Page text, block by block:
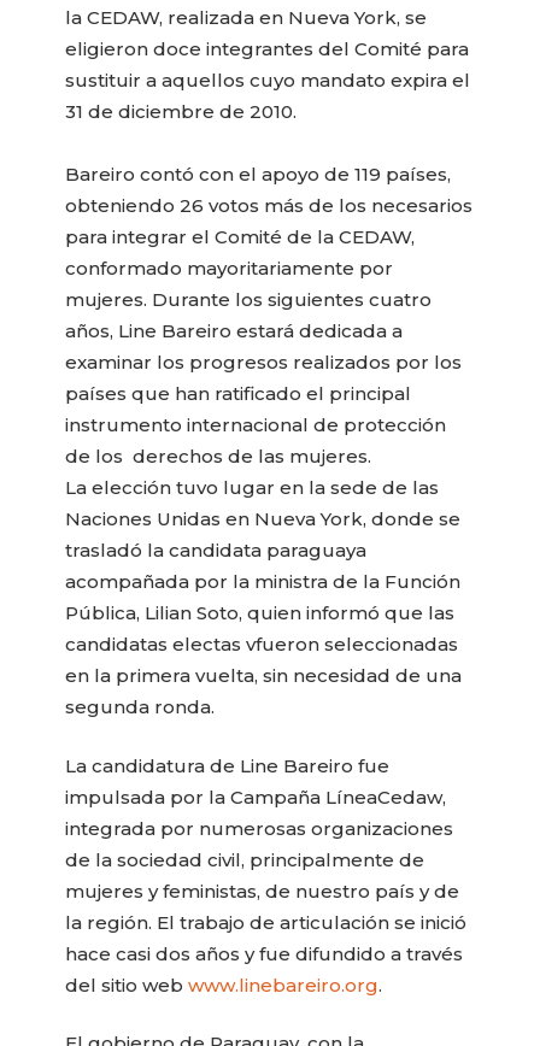
la CEDAW, realizada en Nueva York, se
eligieron doce integrantes del Comité para
sustituir a aquellos cuyo mandato expira el
31 de diciembre de 2010.
Bareiro contó con el apoyo de 119 países,
obteniendo 26 votos más de los necesarios
para integrar el Comité de la CEDAW,
conformado mayoritariamente por
mujeres. Durante los siguientes cuatro
años, Line Bareiro estará dedicada a
examinar los progresos realizados por los
países que han ratificado el principal
instrumento internacional de protección
de los derechos de las mujeres.
La elección tuvo lugar en la sede de las
Naciones Unidas en Nueva York, donde se
trasladó la candidata paraguaya
acompañada por la ministra de la Función
Pública, Lilian Soto, quien informó que las
candidatas electas vfueron seleccionadas
en la primera vuelta, sin necesidad de una
segunda ronda.
La candidatura de Line Bareiro fue
impulsada por la Campaña LíneaCedaw,
integrada por numerosas organizaciones
de la sociedad civil, principalmente de
mujeres y feministas, de nuestro país y de
la región. El trabajo de articulación se inició
hace casi dos años y fue difundido a través
del sitio webwww.linebareiro.org.